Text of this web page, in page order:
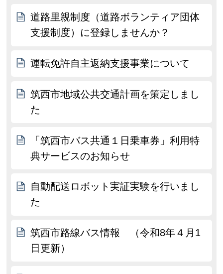
道路里親制度（道路ボランティア団体
支援制度）に登録しませんか？
運転免許自主返納支援事業について
筑西市地域公共交通計画を策定しまし
た
「筑西市バス共通１日乗車券」利用特
典サービスのお知らせ
自動配送ロボット実証実験を行いまし
た
筑西市路線バス情報 （令和8年４月1
日更新）